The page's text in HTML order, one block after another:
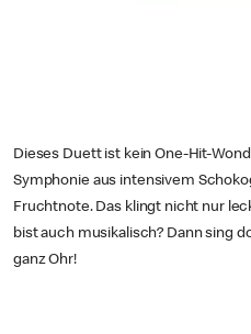
Dieses Duett ist kein One-Hit-
Symphonie aus intensivem
Fruchtnote. Das klingt nicht nur
bist auch musikalisch? Dann sing
ganz Ohr!